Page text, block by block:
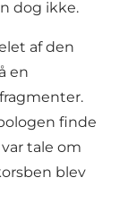
dog ikke.
af den
en
finde
tale om
blev